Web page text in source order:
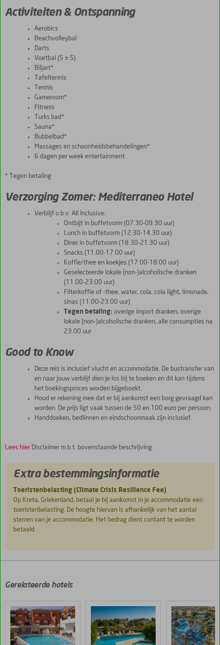
Activiteiten & Ontspanning
Aerobics
Beachvolleybal
Darts
Voetbal (5 x 5)
Biljart*
Tafeltennis
Tennis
Gameroom*
Fitness
Turks bad*
Sauna*
Bubbelbad*
Massages en schoonheidsbehandelingen*
6 dagen per week entertainment
* Tegen betaling
Verzorging Zomer: Mediterraneo Hotel
Verblijf o.b.v. All Inclusive:
Ontbijt in buffetvorm (07.30-09.30 uur)
Lunch in buffetvorm (12.30-14.30 uur)
Diner in buffetvorm (18.30-21.30 uur)
Snacks (11.00-17.00 uur)
Koffie/thee en koekjes (17.00-18.00 uur)
Geselecteerde lokale (non-)alcoholische dranken
(11.00-23.00 uur)
Filterkoffie of -thee, water, cola, cola light, limonade,
sinas (11.00-23.00 uur)
Tegen betaling: overige import dranken, overige
lokale (non-)alcoholische dranken, alle consumpties na
23.00 uur
Good to Know
Deze reis is inclusief vlucht en accommodatie. De bustransfer van
en naar jouw verblijf dien je los bij te boeken en dit kan tijdens
het boekingsproces worden bijgeboekt.
Houd er rekening mee dat er bij aankomst een borg gevraagd kan
worden. De prijs ligt vaak tussen de 50 en 100 euro per persoon.
Handdoeken, bedlinnen en eindschoonmaak zijn inclusief.
Lees hier Disclaimer m.b.t. bovenstaande beschrijving.
Extra bestemmingsinformatie
Toeristenbelasting (Climate Crisis Resilience Fee)
Op Kreta, Griekenland, betaal je bij aankomst in je accommodatie een
toeristenbelasting. De hoogte hiervan is afhankelijk van het aantal
sterren van je accommodatie. Het bedrag dient contant te worden
betaald.
door
gegeven
na
hun
verblijf
Gerelateerde hotels